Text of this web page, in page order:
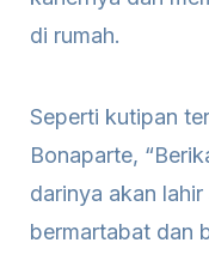
di rumah.
Seperti kutipan
Bonaparte,
darinya akan
bermartabat dan